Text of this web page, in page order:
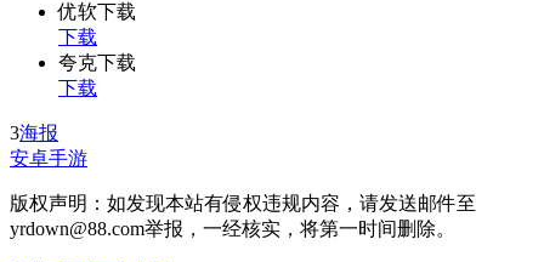
优软下载
下载
夸克下载
下载
3海报
安卓手游
版权声明：如发现本站有侵权违规内容，请发送邮件至
yrdown@88.com举报，一经核实，将第一时间删除。